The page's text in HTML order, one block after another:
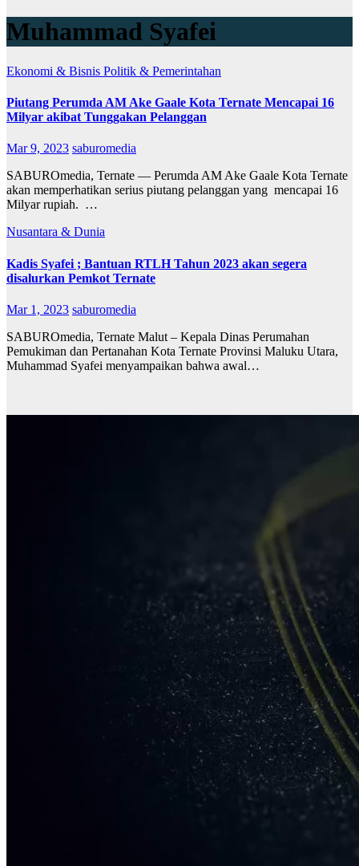
Muhammad Syafei
Ekonomi & Bisnis Politik & Pemerintahan
Piutang Perumda AM Ake Gaale Kota Ternate Mencapai 16
Milyar akibat Tunggakan Pelanggan
Mar 9, 2023 saburomedia
SABUROmedia, Ternate — Perumda AM Ake Gaale Kota Ternate
akan memperhatikan serius piutang pelanggan yang mencapai 16
Milyar rupiah. …
Nusantara & Dunia
Kadis Syafei ; Bantuan RTLH Tahun 2023 akan segera
disalurkan Pemkot Ternate
Mar 1, 2023 saburomedia
SABUROmedia, Ternate Malut – Kepala Dinas Perumahan
Pemukiman dan Pertanahan Kota Ternate Provinsi Maluku Utara,
Muhammad Syafei menyampaikan bahwa awal…